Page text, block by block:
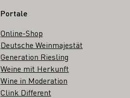
Portale
Online-Shop
Deutsche Weinmajestät
Generation Riesling
Weine mit Herkunft
Wine in Moderation
Clink Different